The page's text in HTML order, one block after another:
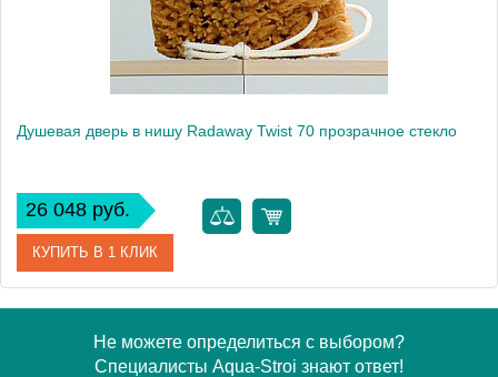
Душевая дверь в нишу Radaway Twist 70 прозрачное стекло
26 048 руб.
КУПИТЬ В 1 КЛИК
Не можете определиться с выбором?
Специалисты Aqua-Stroi знают ответ!